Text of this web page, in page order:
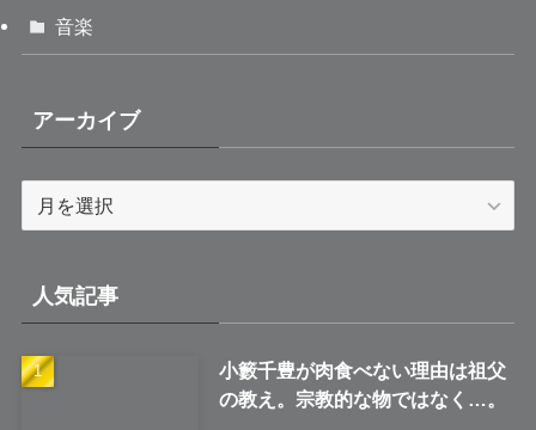
音楽
アーカイブ
ブ
人気記事
小籔千豊が肉食べない理由は祖父
の教え。宗教的な物ではなく…。